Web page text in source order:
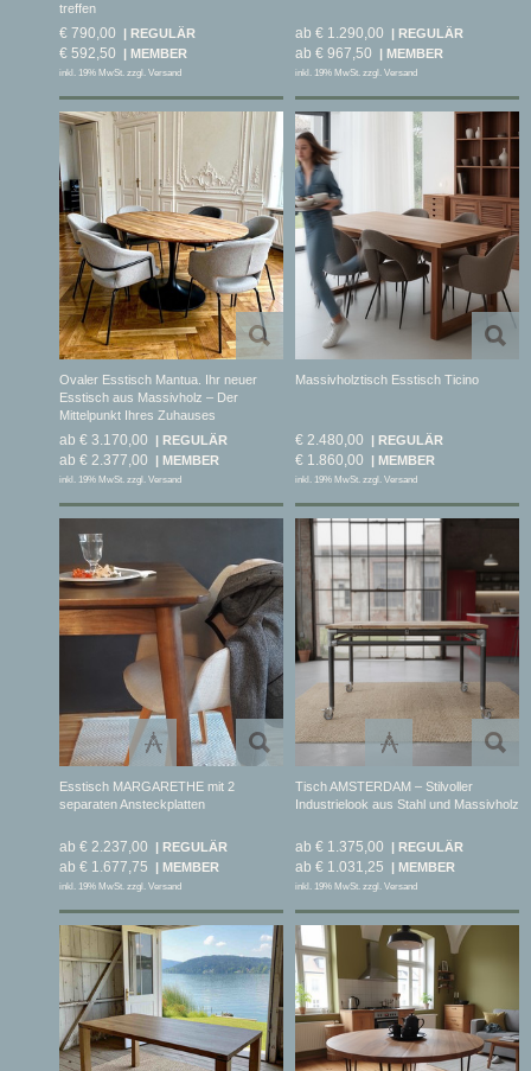
treffen
€ 790,00
€ 592,50
inkl. 19% MwSt. zzgl. Versand
ab € 1.290,00
ab € 967,50
inkl. 19% MwSt. zzgl. Versand
Ovaler Esstisch Mantua. Ihr neuer
Esstisch aus Massivholz – Der
Mittelpunkt Ihres Zuhauses
ab € 3.170,00
ab € 2.377,00
inkl. 19% MwSt. zzgl. Versand
Massivholztisch Esstisch Ticino
€ 2.480,00
€ 1.860,00
inkl. 19% MwSt. zzgl. Versand
Esstisch MARGARETHE mit 2
separaten Ansteckplatten
ab € 2.237,00
ab € 1.677,75
inkl. 19% MwSt. zzgl. Versand
Tisch AMSTERDAM – Stilvoller
Industrielook aus Stahl und Massivholz
ab € 1.375,00
ab € 1.031,25
inkl. 19% MwSt. zzgl. Versand